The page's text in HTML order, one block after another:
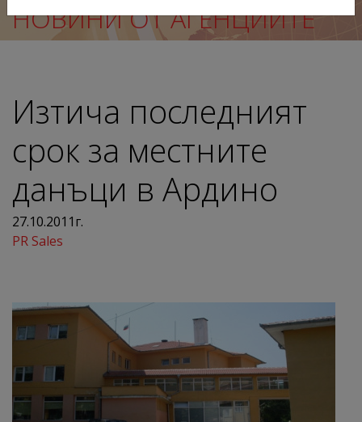
НОВИНИ ОТ АГЕНЦИИТЕ
Изтича последният
срок за местните
данъци в Ардино
27.10.2011г.
PR Sales